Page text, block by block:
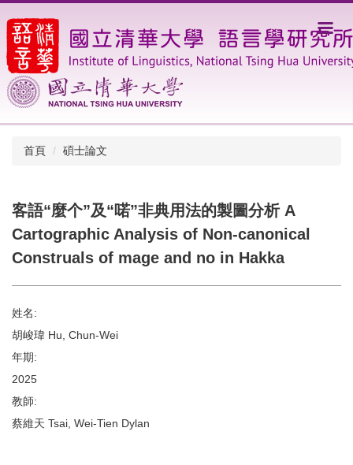
到
主
要
內
容
區
首頁 碩士論文
客語“麼个”及“喏”非典用法的製圖分析 A
Cartographic Analysis of Non-canonical
Construals of mage and no in Hakka
姓名:
胡峻瑋 Hu, Chun-Wei
年期:
2025
教師:
蔡維天 Tsai, Wei-Tien Dylan